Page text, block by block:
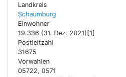
Landkreis
Schaumburg
Einwohner
19.336 (31. Dez. 2021)[1]
Postleitzahl
31675
Vorwahlen
05722, 0571